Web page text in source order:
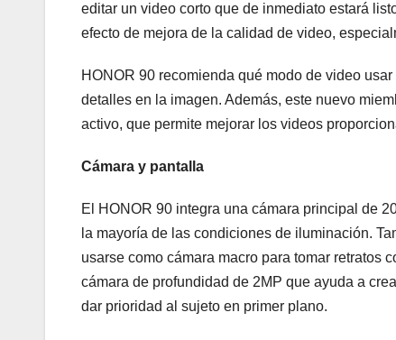
editar un video corto que de inmediato estará
efecto de mejora de la calidad de video,
HONOR 90 recomienda qué modo de video
detalles en la imagen. Además, este nuevo
activo, que permite mejorar los videos
Cámara y pantalla
El HONOR 90 integra una cámara principal de
la mayoría de las condiciones de iluminación.
usarse como cámara macro para tomar retratos
cámara de profundidad de 2MP que ayuda a
dar prioridad al sujeto en primer plano.